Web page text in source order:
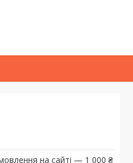
на сайті — 1 000 ₴